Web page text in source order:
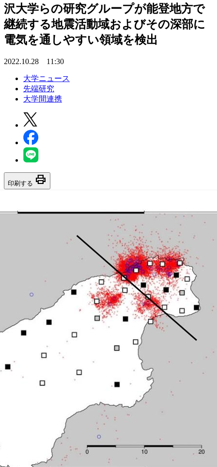
沢大学らの研究グループが能登地方で
継続する地震活動域およびその深部に
電気を通しやすい領域を検出
2022.10.28 11:30
大学ニュース
先端研究
大学間連携
印刷する print